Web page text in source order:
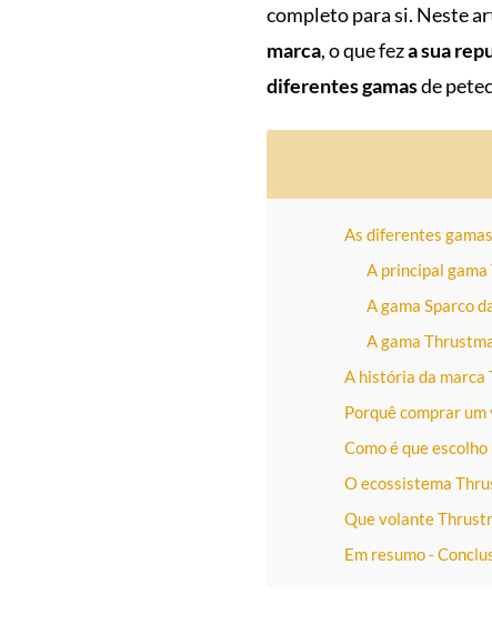
completo para si. Neste
marca, o que feza sua
diferentes gamasde
As diferentes
A principal
A gama Sparco
A gama
A história da
Porquê comprar
Como é que
O ecossistema
Que volante
Em resumo -